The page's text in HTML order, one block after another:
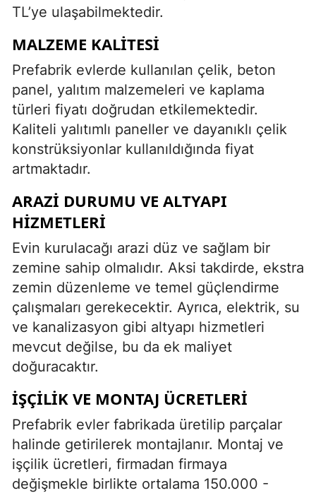
TL’ye ulaşabilmektedir.
MALZEME KALITESI
Prefabrik evlerde kullanılan çelik, beton
panel, yalıtım malzemeleri ve kaplama
türleri fiyatı doğrudan etkilemektedir.
Kaliteli yalıtımlı paneller ve dayanıklı çelik
konstrüksiyonlar kullanıldığında fiyat
artmaktadır.
ARAZI DURUMU VE ALTYAPI
HIZMETLERI
Evin kurulacağı arazi düz ve sağlam bir
zemine sahip olmalıdır. Aksi takdirde, ekstra
zemin düzenleme ve temel güçlendirme
çalışmaları gerekecektir. Ayrıca, elektrik, su
ve kanalizasyon gibi altyapı hizmetleri
mevcut değilse, bu da ek maliyet
doğuracaktır.
İŞÇILIK VE MONTAJ ÜCRETLERI
Prefabrik evler fabrikada üretilip parçalar
halinde getirilerek montajlanır. Montaj ve
işçilik ücretleri, firmadan firmaya
değişmekle birlikte ortalama 150.000 -